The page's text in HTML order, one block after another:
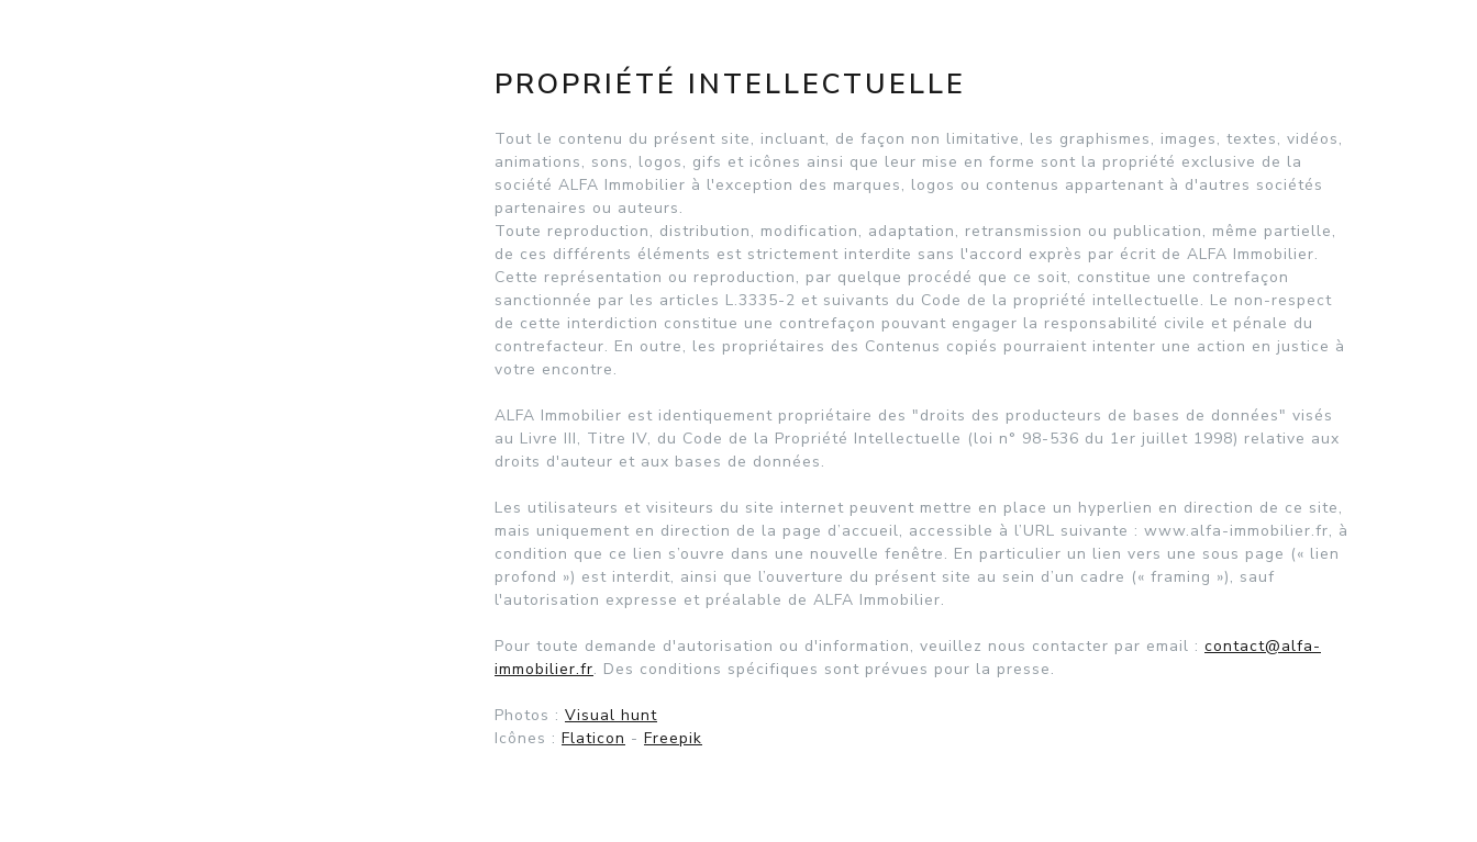
PROPRIÉTÉ INTELLECTUELLE
Tout le contenu du présent site, incluant, de façon non limitative, les graphismes, images, textes, vidéos,
animations, sons, logos, gifs et icônes ainsi que leur mise en forme sont la propriété exclusive de la
société ALFA Immobilier à l'exception des marques, logos ou contenus appartenant à d'autres sociétés
partenaires ou auteurs.
Toute reproduction, distribution, modification, adaptation, retransmission ou publication, même partielle,
de ces différents éléments est strictement interdite sans l'accord exprès par écrit de ALFA Immobilier.
Cette représentation ou reproduction, par quelque procédé que ce soit, constitue une contrefaçon
sanctionnée par les articles L.3335-2 et suivants du Code de la propriété intellectuelle. Le non-respect
de cette interdiction constitue une contrefaçon pouvant engager la responsabilité civile et pénale du
contrefacteur. En outre, les propriétaires des Contenus copiés pourraient intenter une action en justice à
votre encontre.
ALFA Immobilier est identiquement propriétaire des "droits des producteurs de bases de données" visés
au Livre III, Titre IV, du Code de la Propriété Intellectuelle (loi n° 98-536 du 1er juillet 1998) relative aux
droits d'auteur et aux bases de données.
Les utilisateurs et visiteurs du site internet peuvent mettre en place un hyperlien en direction de ce site,
mais uniquement en direction de la page d’accueil, accessible à l’URL suivante : www.alfa-immobilier.fr, à
condition que ce lien s’ouvre dans une nouvelle fenêtre. En particulier un lien vers une sous page (« lien
profond ») est interdit, ainsi que l’ouverture du présent site au sein d’un cadre (« framing »), sauf
l'autorisation expresse et préalable de ALFA Immobilier.
Pour toute demande d'autorisation ou d'information, veuillez nous contacter par email : contact@alfa-
immobilier.fr. Des conditions spécifiques sont prévues pour la presse.
Photos : Visual hunt
Icônes : Flaticon - Freepik